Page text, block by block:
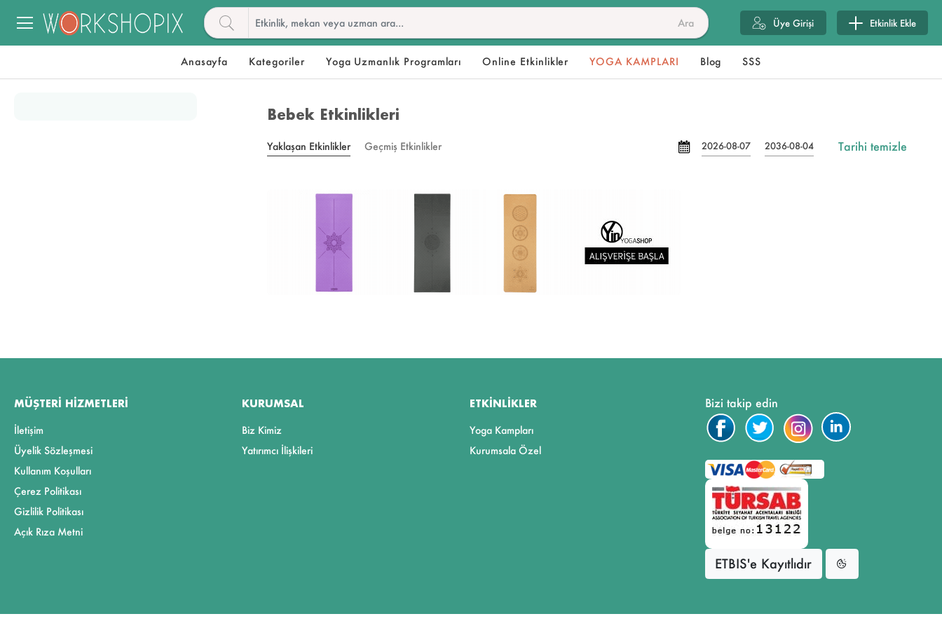
Ara Üye Girişi Etkinlik Ekle
Anasayfa Kategoriler Yoga Uzmanlık Programları Online Etkinlikler YOGA KAMPLARI Blog SSS
Bebek Etkinlikleri
Yaklaşan Etkinlikler Geçmiş Etkinlikler 2026-08-07 2036-08-04 Tarihi temizle
MÜŞTERI HIZMETLERI
İletişim
Üyelik Sözleşmesi
Kullanım Koşulları
Çerez Politikası
Gizlilik Politikası
Açık Rıza Metni
KURUMSAL
Biz Kimiz
Yatırımcı İlişkileri
ETKINLIKLER
Yoga Kampları
Kurumsala Özel
Bizi takip edin
ETBIS'e Kayıtlıdır